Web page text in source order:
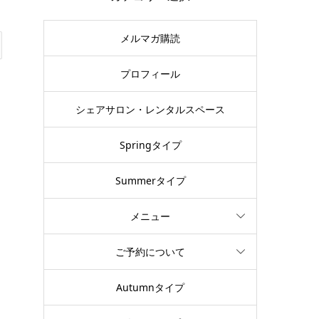
メルマガ購読
プロフィール
シェアサロン・レンタルスペース
Springタイプ
Summerタイプ
メニュー
ご予約について
Autumnタイプ